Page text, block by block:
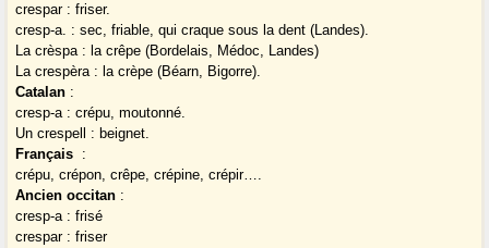
crespar : friser.
cresp-a. : sec, friable, qui craque sous la dent (Landes).
La crèspa : la crêpe (Bordelais, Médoc, Landes)
La crespèra : la crèpe (Béarn, Bigorre).
Catalan :
cresp-a : crépu, moutonné.
Un crespell : beignet.
Français :
crépu, crépon, crêpe, crépine, crépir….
Ancien occitan :
cresp-a : frisé
crespar : friser